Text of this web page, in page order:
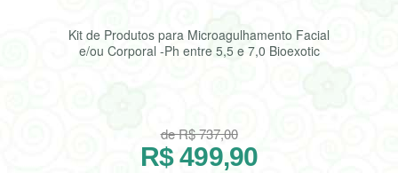
Kit de Produtos para Microagulhamento Facial
e/ou Corporal -Ph entre 5,5 e 7,0 Bioexotic
de R$ 737,00
R$ 499,90